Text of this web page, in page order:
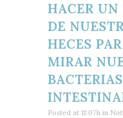
HACER UN
DE
HECES
MIRAR
BACTERIAS
Posted at 11:07h in